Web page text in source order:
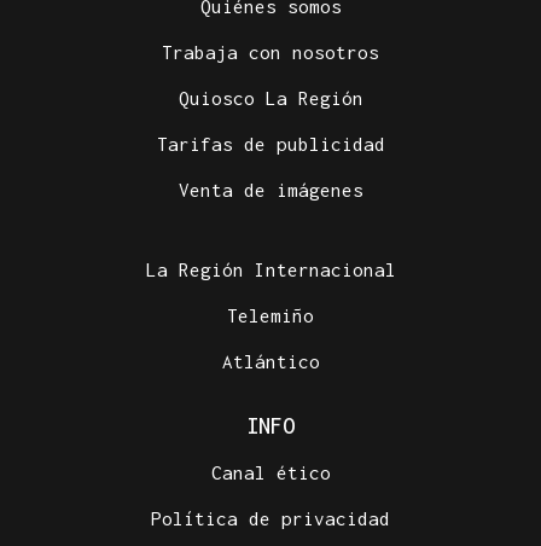
Quiénes somos
Trabaja con nosotros
Quiosco La Región
Tarifas de publicidad
Venta de imágenes
La Región Internacional
Telemiño
Atlántico
INFO
Canal ético
Política de privacidad